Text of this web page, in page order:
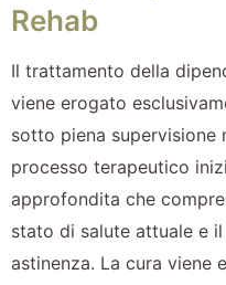
Rehab
Il trattamento della
viene erogato
sotto piena supervisione
processo terapeutico
approfondita che
stato di salute attuale e
astinenza. La cura viene